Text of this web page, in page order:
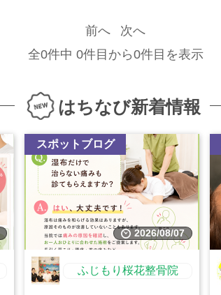
前へ
次へ
全0件中 0件目から0件目を表示
はちなび新着情報
スポットブログ
2026/08/07
ふじもり桜花整骨院